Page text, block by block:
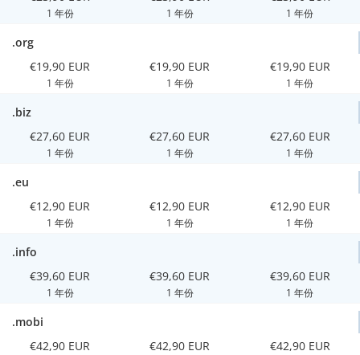
1 年份 1 年份 1 年份
.org
€19,90 EUR
1 年份
€19,90 EUR
1 年份
€19,90 EUR
1 年份
.biz
€27,60 EUR
1 年份
€27,60 EUR
1 年份
€27,60 EUR
1 年份
.eu
€12,90 EUR
1 年份
€12,90 EUR
1 年份
€12,90 EUR
1 年份
.info
€39,60 EUR
1 年份
€39,60 EUR
1 年份
€39,60 EUR
1 年份
.mobi
€42,90 EUR
€42,90 EUR €42,90 EUR